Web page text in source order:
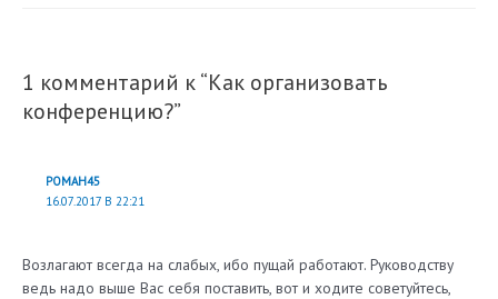
1 комментарий к “Как организовать
конференцию?”
РОМАН45
16.07.2017 В 22:21
Возлагают всегда на слабых, ибо пущай работают. Руководству
ведь надо выше Вас себя поставить, вот и ходите советуйтесь,